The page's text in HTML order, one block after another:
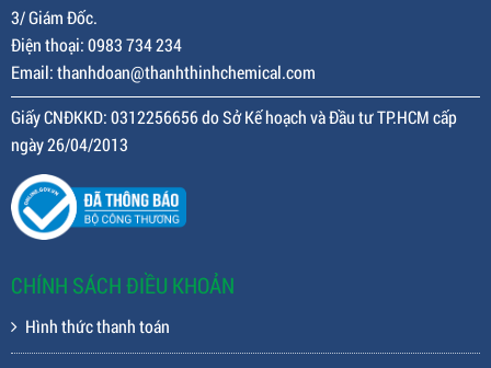
3/ Giám Đốc.
Điện thoại: 0983 734 234
Email: thanhdoan@thanhthinhchemical.com
Giấy CNĐKKD: 0312256656 do Sở Kế hoạch và Đầu tư TP.HCM cấp
ngày 26/04/2013
CHÍNH SÁCH ĐIỀU KHOẢN
Hình thức thanh toán